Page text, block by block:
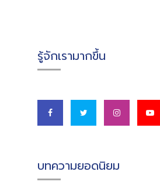
รู้จักเรามากขึ้น
บทความยอดนิยม